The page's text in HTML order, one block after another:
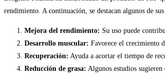
rendimiento. A continuación, se destacan algunos de
Mejora del rendimiento: Su uso puede
Desarrollo muscular: Favorece el crecimiento
Recuperación: Ayuda a acortar el tiempo de
Reducción de grasa: Algunos estudios